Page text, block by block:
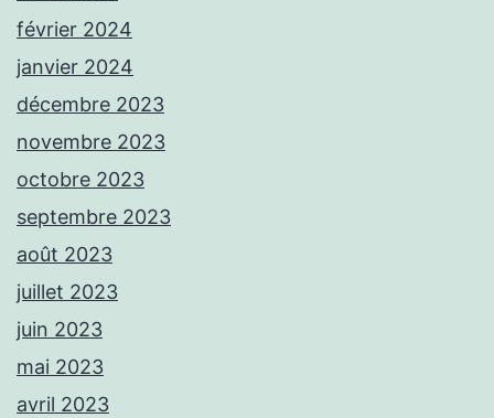
février 2024
janvier 2024
décembre 2023
novembre 2023
octobre 2023
septembre 2023
août 2023
juillet 2023
juin 2023
mai 2023
avril 2023